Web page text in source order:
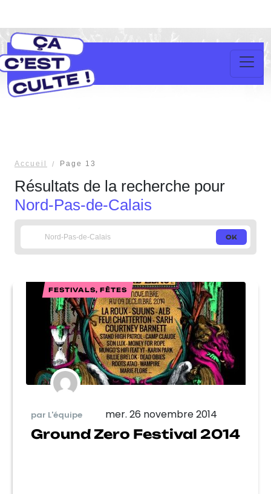
Accueil Page 13
Résultats de la recherche pour
Nord-Pas-de-Calais
FESTIVALS, FÊTES
par L'équipe mer. 26 novembre 2014
Ground Zero Festival 2014